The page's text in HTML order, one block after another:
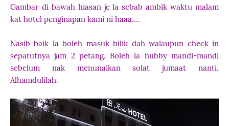
Gambar di bawah hiasan je la sebab ambik waktu malam
kat hotel penginapan kami ni haaa....
Nasib baik la boleh masuk bilik dah walaupun check in
sepatutnya jam 2 petang. Boleh la hubby mandi-mandi
sebelum nak menunaikan solat jumaat nanti.
Alhamdulilah.